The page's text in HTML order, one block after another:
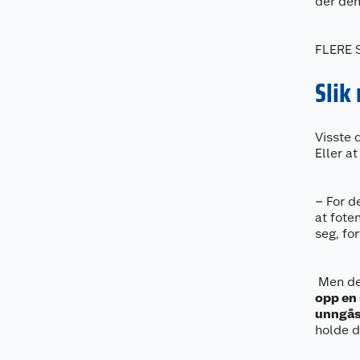
FLERE
Slik
Visste
Eller
– For
at
seg,
Men
opp
holde